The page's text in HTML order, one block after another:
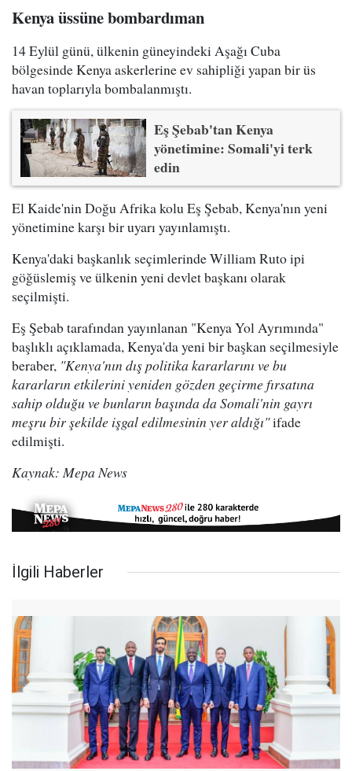
Kenya üssüne bombardıman
14 Eylül günü, ülkenin güneyindeki Aşağı Cuba
bölgesinde Kenya askerlerine ev sahipliği yapan bir üs
havan toplarıyla bombalanmıştı.
Eş Şebab'tan Kenya
yönetimine: Somali'yi terk
edin
El Kaide'nin Doğu Afrika kolu Eş Şebab, Kenya'nın yeni
yönetimine karşı bir uyarı yayınlamıştı.
Kenya'daki başkanlık seçimlerinde William Ruto ipi
göğüslemiş ve ülkenin yeni devlet başkanı olarak
seçilmişti.
Eş Şebab tarafından yayınlanan "Kenya Yol Ayrımında"
başlıklı açıklamada, Kenya'da yeni bir başkan seçilmesiyle
beraber, "Kenya'nın dış politika kararlarını ve bu
kararların etkilerini yeniden gözden geçirme fırsatına
sahip olduğu ve bunların başında da Somali'nin gayrı
meşru bir şekilde işgal edilmesinin yer aldığı"ifade
edilmişti.
Kaynak: Mepa News
İlgili Haberler